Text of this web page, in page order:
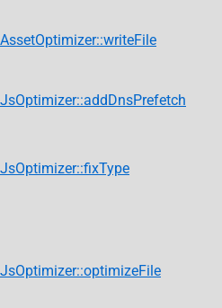
AssetOptimizer::writeFile
JsOptimizer::addDnsPrefetch
JsOptimizer::fixType
JsOptimizer::optimizeFile